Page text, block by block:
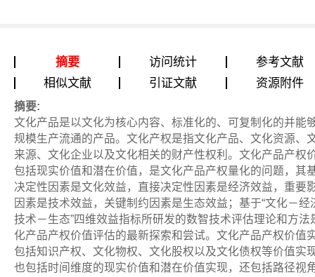
摘要 访问统计
参考文献
相似文献
引证文献 资源附件
摘要:
文化产品是以文化为核心内容、标准化的、可复制化的并能
规模生产流通的产品。文化产权是指文化产品、文化资源、
来源、文化企业以及文化相关的财产性权利。文化产品产权
包括现实价值和潜在价值，是文化产品产权量化的问题，其
决定性因素是文化效益，直接决定性因素是经济效益，重要
因素是技术效益，关键制约因素是生态效益；基于“文化－经
技术－生态”四维效益指标所研发的数智技术评估理论和方法
化产品产权价值评估的最新探索和尝试。文化产品产权价值
包括知识产权、文化物权、文化股权以及文化债权等价值实
也包括时间维度的现实价值和潜在价值实现，还包括路径视